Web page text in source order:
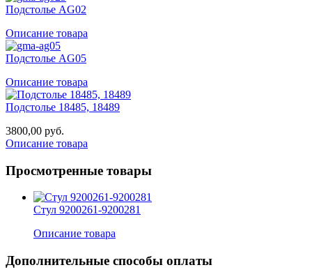
Подстолье AG02
Описание товара
Подстолье AG05
Описание товара
Подстолье 18485, 18489
3800,00 руб.
Описание товара
Просмотренные товары
Стул 9200261-9200281
Описание товара
Дополнительные способы оплаты